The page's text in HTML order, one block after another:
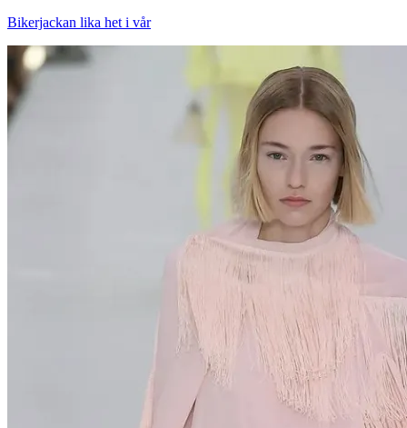
Bikerjackan lika het i vår